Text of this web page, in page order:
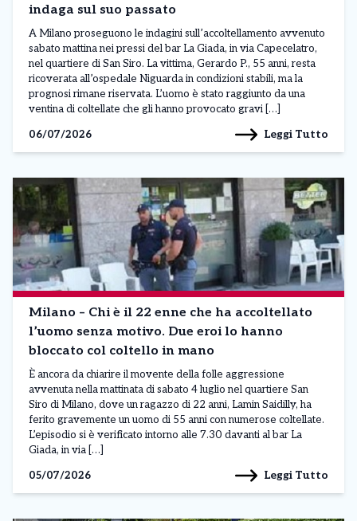
indaga sul suo passato
A Milano proseguono le indagini sull’accoltellamento avvenuto
sabato mattina nei pressi del bar La Giada, in via Capecelatro,
nel quartiere di San Siro. La vittima, Gerardo P., 55 anni, resta
ricoverata all’ospedale Niguarda in condizioni stabili, ma la
prognosi rimane riservata. L’uomo è stato raggiunto da una
ventina di coltellate che gli hanno provocato gravi […]
06/07/2026
Leggi Tutto
Milano – Chi è il 22 enne che ha accoltellato
l’uomo senza motivo. Due eroi lo hanno
bloccato col coltello in mano
È ancora da chiarire il movente della folle aggressione
avvenuta nella mattinata di sabato 4 luglio nel quartiere San
Siro di Milano, dove un ragazzo di 22 anni, Lamin Saidilly, ha
ferito gravemente un uomo di 55 anni con numerose coltellate.
L’episodio si è verificato intorno alle 7.30 davanti al bar La
Giada, in via […]
05/07/2026
Leggi Tutto